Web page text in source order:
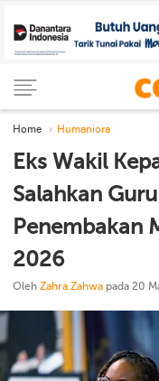
Home Humaniora
Eks Wakil
Salahkan
Penembakan
2026
Oleh Zahra Zahwa pada 20